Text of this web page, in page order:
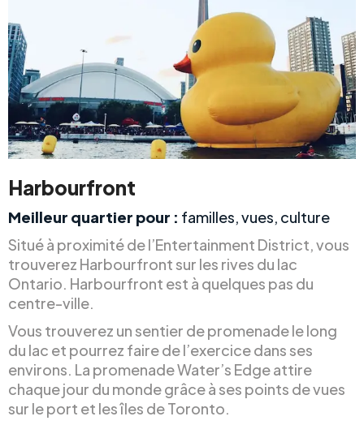
Harbourfront
Meilleur quartier pour : familles, vues, culture
Situé à proximité de l’Entertainment District, vous
trouverez Harbourfront sur les rives du lac
Ontario. Harbourfront est à quelques pas du
centre-ville.
Vous trouverez un sentier de promenade le long
du lac et pourrez faire de l’exercice dans ses
environs. La promenade Water’s Edge attire
chaque jour du monde grâce à ses points de vues
sur le port et les îles de Toronto.